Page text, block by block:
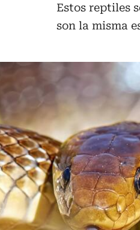
Estos reptiles
son la misma